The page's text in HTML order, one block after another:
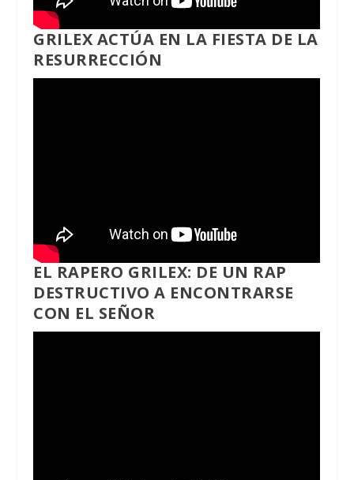
GRILEX ACTÚA EN LA FIESTA DE LA
RESURRECCIÓN
EL RAPERO GRILEX: DE UN RAP
DESTRUCTIVO A ENCONTRARSE
CON EL SEÑOR